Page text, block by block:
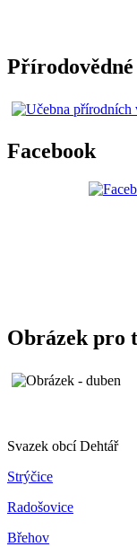
Facebook
Obrázek pro
Svazek obcí Dehtář
Strýčice
Radošovice
Břehov